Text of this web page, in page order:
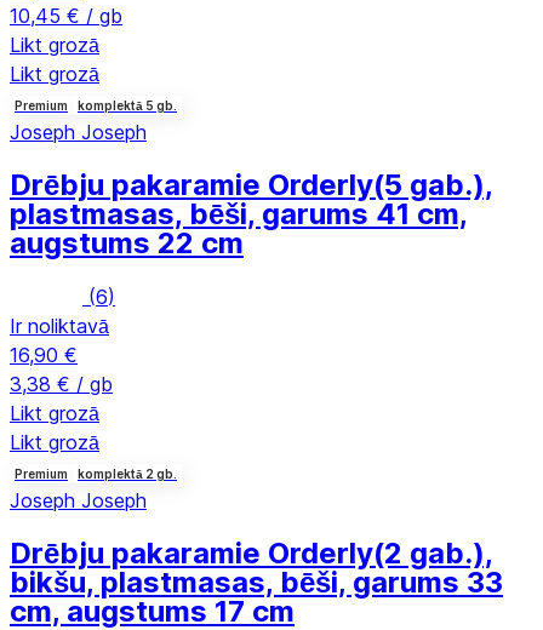
10,45 € / gb
Likt grozā
Likt grozā
Premium komplektā 5 gb.
Joseph Joseph
Drēbju pakaramie Orderly(5 gab.),
plastmasas, bēši, garums 41 cm,
augstums 22 cm
(6)
Ir noliktavā
16,90 €
3,38 € / gb
Likt grozā
Likt grozā
Premium komplektā 2 gb.
Joseph Joseph
Drēbju pakaramie Orderly(2 gab.),
bikšu, plastmasas, bēši, garums 33
cm, augstums 17 cm